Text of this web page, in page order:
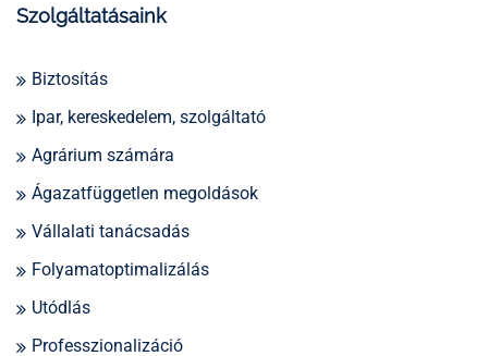
Szolgáltatásaink
Biztosítás
Ipar, kereskedelem, szolgáltató
Agrárium számára
Ágazatfüggetlen megoldások
Vállalati tanácsadás
Folyamatoptimalizálás
Utódlás
Professzionalizáció